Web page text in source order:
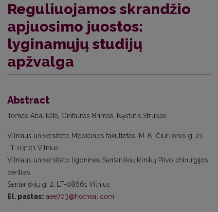
Reguliuojamos skrandžio
apjuosimo juostos:
lyginamųjų studijų
apžvalga
Abstract
Tomas Abalikšta, Gintautas Brimas, Kęstutis Strupas
Vilniaus universiteto Medicinos fakultetas, M. K. Čiurlionio g. 21,
LT-03101 Vilnius
Vilniaus universiteto ligoninės Santariškių klinikų Pilvo chirurgijos
centras,
Santariškių g. 2, LT-08661 Vilnius
El. paštas: aee703@hotmail.com